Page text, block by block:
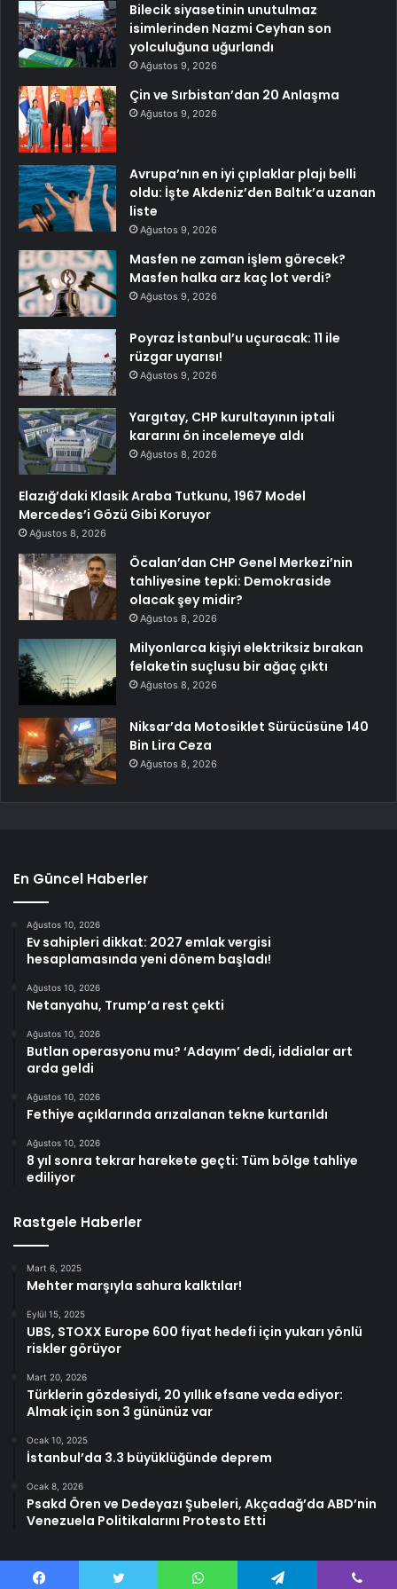
Bilecik siyasetinin unutulmaz
isimlerinden Nazmi Ceyhan son
yolculuğuna uğurlandı
Ağustos 9, 2026
Çin ve Sırbistan’dan 20 Anlaşma
Ağustos 9, 2026
Avrupa’nın en iyi çıplaklar plajı belli
oldu: İşte Akdeniz’den Baltık’a uzanan
liste
Ağustos 9, 2026
Masfen ne zaman işlem görecek?
Masfen halka arz kaç lot verdi?
Ağustos 9, 2026
Poyraz İstanbul’u uçuracak: 11 ile
rüzgar uyarısı!
Ağustos 9, 2026
Yargıtay, CHP kurultayının iptali
kararını ön incelemeye aldı
Ağustos 8, 2026
Elazığ’daki Klasik Araba Tutkunu, 1967 Model
Mercedes’i Gözü Gibi Koruyor
Ağustos 8, 2026
Öcalan’dan CHP Genel Merkezi’nin
tahliyesine tepki: Demokraside
olacak şey midir?
Ağustos 8, 2026
Milyonlarca kişiyi elektriksiz bırakan
felaketin suçlusu bir ağaç çıktı
Ağustos 8, 2026
Niksar’da Motosiklet Sürücüsüne 140
Bin Lira Ceza
Ağustos 8, 2026
En Güncel Haberler
Ağustos 10, 2026
Ev sahipleri dikkat: 2027 emlak vergisi
hesaplamasında yeni dönem başladı!
Ağustos 10, 2026
Netanyahu, Trump’a rest çekti
Ağustos 10, 2026
Butlan operasyonu mu? ‘Adayım’ dedi, iddialar art
arda geldi
Ağustos 10, 2026
Fethiye açıklarında arızalanan tekne kurtarıldı
Ağustos 10, 2026
8 yıl sonra tekrar harekete geçti: Tüm bölge tahliye
ediliyor
Rastgele Haberler
Mart 6, 2025
Mehter marşıyla sahura kalktılar!
Eylül 15, 2025
UBS, STOXX Europe 600 fiyat hedefi için yukarı yönlü
riskler görüyor
Mart 20, 2026
Türklerin gözdesiydi, 20 yıllık efsane veda ediyor:
Almak için son 3 gününüz var
Ocak 10, 2025
İstanbul’da 3.3 büyüklüğünde deprem
Ocak 8, 2026
Psakd Ören ve Dedeyazı Şubeleri, Akçadağ’da ABD’nin
Venezuela Politikalarını Protesto Etti